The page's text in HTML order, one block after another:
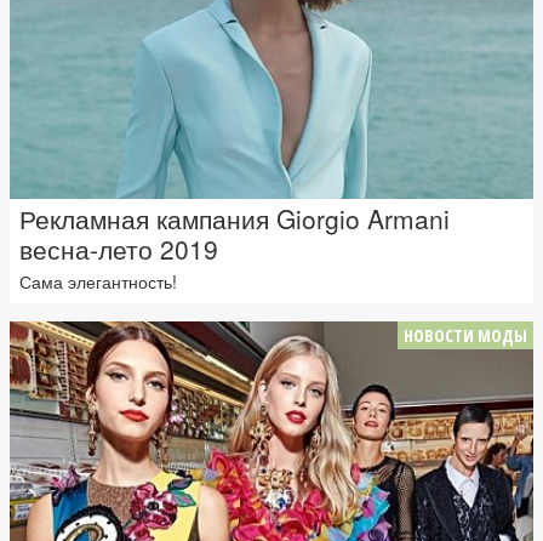
Рекламная кампания Giorgio Armani
весна-лето 2019
Сама элегантность!
НОВОСТИ МОДЫ